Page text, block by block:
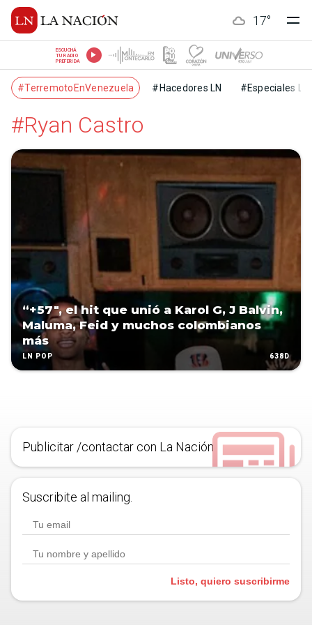
17°
ESCUCHÁ
TU RADIO
PREFERIDA
#TerremotoEnVenezuela #Hacedores LN #Especiales LN
#Ryan Castro
“+57″, el hit que unió a Karol G, J Balvin,
Maluma, Feid y muchos colombianos
más
LN POP 638D
Publicitar /contactar con La Nación
Suscribite al mailing.
Listo, quiero suscribirme